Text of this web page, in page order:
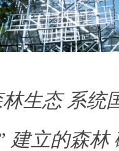
生态 系统
建立的森林